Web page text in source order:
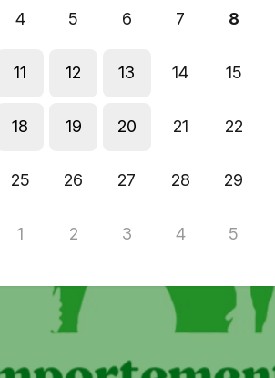
4 5 6 7 8
11 12 13 14 15
18 19 20 21 22
25 26 27 28 29
1 2 3 4 5